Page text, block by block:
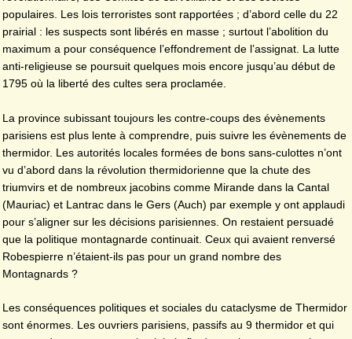
populaires. Les lois terroristes sont rapportées ; d’abord celle du 22
prairial : les suspects sont libérés en masse ; surtout l’abolition du
maximum a pour conséquence l’effondrement de l’assignat. La lutte
anti-religieuse se poursuit quelques mois encore jusqu’au début de
1795 où la liberté des cultes sera proclamée.
La province subissant toujours les contre-coups des évènements
parisiens est plus lente à comprendre, puis suivre les évènements de
thermidor. Les autorités locales formées de bons sans-culottes n’ont
vu d’abord dans la révolution thermidorienne que la chute des
triumvirs et de nombreux jacobins comme Mirande dans la Cantal
(Mauriac) et Lantrac dans le Gers (Auch) par exemple y ont applaudi
pour s’aligner sur les décisions parisiennes. On restaient persuadé
que la politique montagnarde continuait. Ceux qui avaient renversé
Robespierre n’étaient-ils pas pour un grand nombre des
Montagnards ?
Les conséquences politiques et sociales du cataclysme de Thermidor
sont énormes. Les ouvriers parisiens, passifs au 9 thermidor et qui